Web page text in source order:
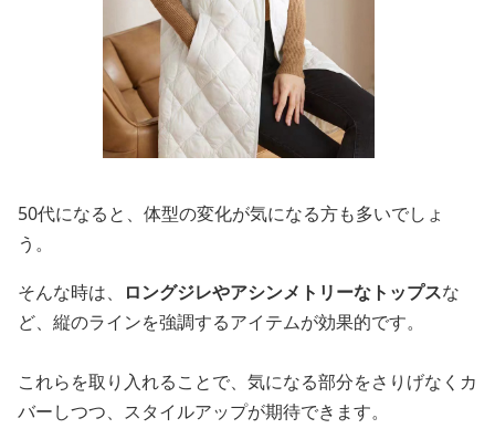
50代になると、体型の変化が気になる方も多いでしょ
う。
そんな時は、
ロングジレやアシンメトリーなトップスな
ど、縦のラインを強調するアイテムが効果的です。
これらを取り入れることで、気になる部分をさりげなくカ
バーしつつ、スタイルアップが期待できます。